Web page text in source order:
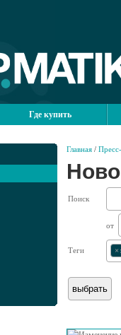
Где купить
Главная /
Поиск
от
Теги ×